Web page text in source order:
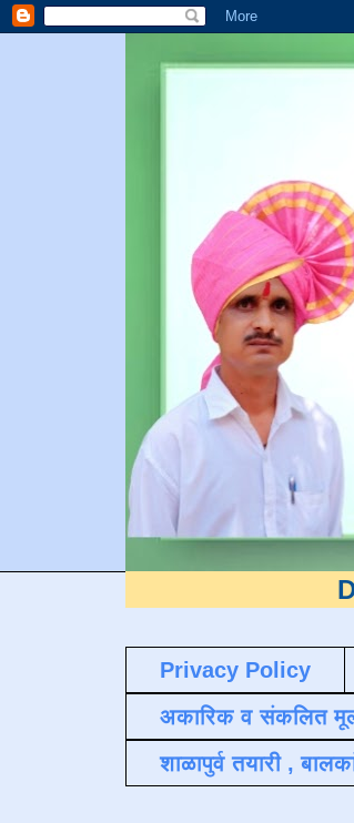
DS
Privacy Policy
अकारिक व संकलित
शाळापुर्व तयारी ,